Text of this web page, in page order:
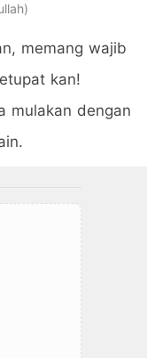
memang wajib
kan!
mulakan dengan